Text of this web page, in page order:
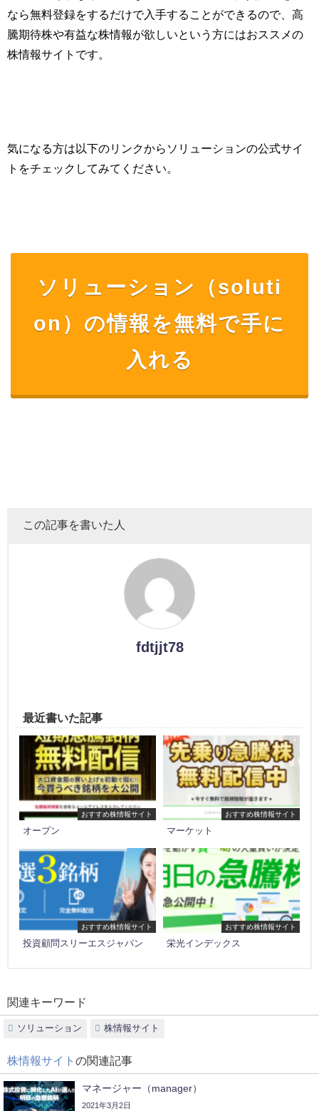
なら無料登録をするだけで入手することができるので、高
騰期待株や有益な株情報が欲しいという方にはおススメの
株情報サイトです。
気になる方は以下のリンクからソリューションの公式サイ
トをチェックしてみてください。
ソリューション（soluti
on） の情報を無料で手に
入れる
この記事を書いた人
fdtjjt78
最近書いた記事
おすすめ株情報サイト
オープン
おすすめ株情報サイト
マーケット
おすすめ株情報サイト
投資顧問スリーエスジャパン
おすすめ株情報サイト
栄光インデックス
関連キーワード
ソリューション 株情報サイト
株情報サイト の関連記事
マネージャー（manager）
2021年3月2日